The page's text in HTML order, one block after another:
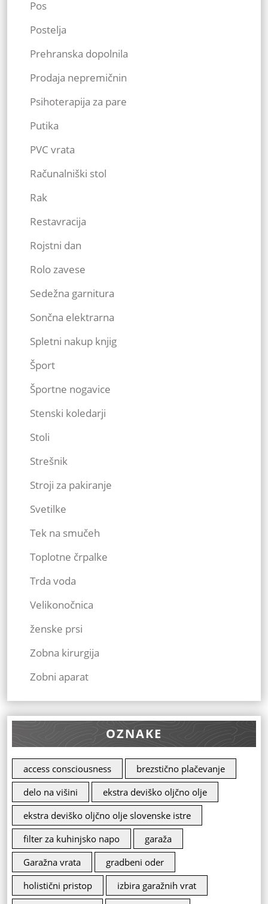
Pos
Postelja
Prehranska dopolnila
Prodaja nepremičnin
Psihoterapija za pare
Putika
PVC vrata
Računalniški stol
Rak
Restavracija
Rojstni dan
Rolo zavese
Sedežna garnitura
Sončna elektrarna
Spletni nakup knjig
Šport
Športne nogavice
Stenski koledarji
Stoli
Strešnik
Stroji za pakiranje
Svetilke
Tek na smučeh
Toplotne črpalke
Trda voda
Velikonočnica
ženske prsi
Zobna kirurgija
Zobni aparat
OZNAKE
access consciousness
brezstično plačevanje
delo na višini
ekstra deviško oljčno olje
ekstra deviško oljčno olje slovenske istre
filter za kuhinjsko napo
garaža
Garažna vrata
gradbeni oder
holistični pristop
izbira garažnih vrat